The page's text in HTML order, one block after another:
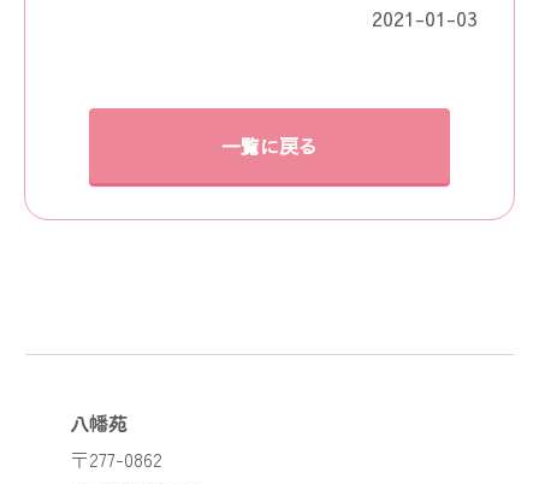
2021-01-03
一覧に戻る
八幡苑
〒277-0862